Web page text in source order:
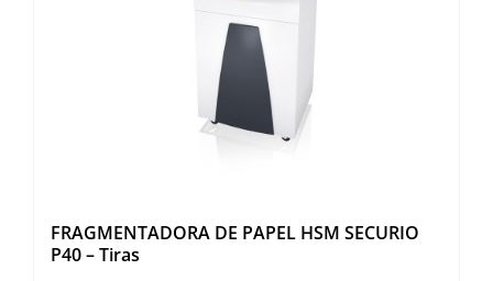
FRAGMENTADORA DE PAPEL HSM SECURIO
P40 – Tiras